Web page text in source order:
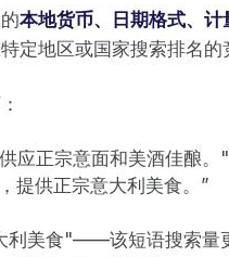
本地货币、日期格式、
定地区或国家搜索排名的
应正宗意面和美酒佳酿。"
提供正宗意大利美食。”
利美食"——该短语搜索量